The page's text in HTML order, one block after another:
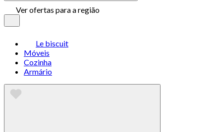
Ver ofertas para a região
Le biscuit
Móveis
Cozinha
Armário